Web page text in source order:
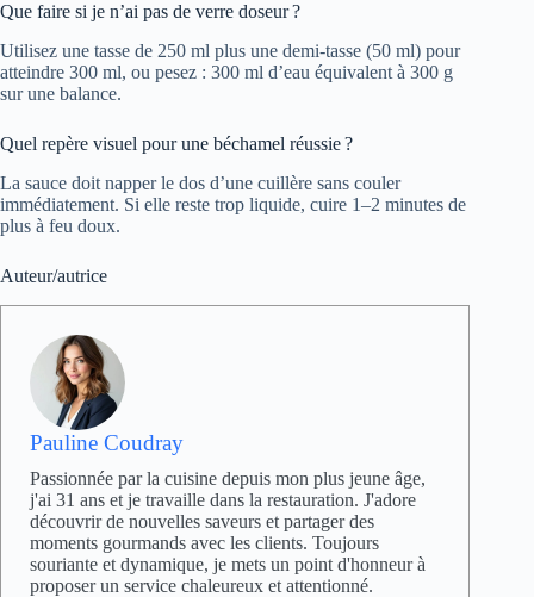
Que faire si je n’ai pas de verre doseur ?
Utilisez une tasse de 250 ml plus une demi-tasse (50 ml) pour
atteindre 300 ml, ou pesez : 300 ml d’eau équivalent à 300 g
sur une balance.
Quel repère visuel pour une béchamel réussie ?
La sauce doit napper le dos d’une cuillère sans couler
immédiatement. Si elle reste trop liquide, cuire 1–2 minutes de
plus à feu doux.
Auteur/autrice
Pauline Coudray
Passionnée par la cuisine depuis mon plus jeune âge,
j'ai 31 ans et je travaille dans la restauration. J'adore
découvrir de nouvelles saveurs et partager des
moments gourmands avec les clients. Toujours
souriante et dynamique, je mets un point d'honneur à
proposer un service chaleureux et attentionné.